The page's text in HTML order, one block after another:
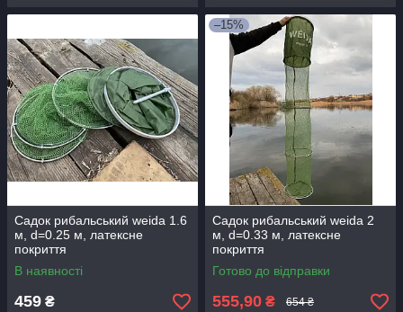
Садок рибальський weida 1.6
м, d=0.25 м, латексне
покриття
В наявності
459 ₴
–15%
Садок рибальський weida 2
м, d=0.33 м, латексне
покриття
Готово до відправки
555,90 ₴ 654 ₴